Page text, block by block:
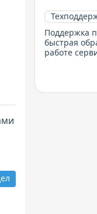
Поддержка
быстрая
работе